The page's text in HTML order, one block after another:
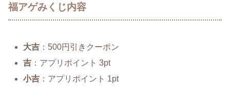
福アゲみくじ内容
大吉 ：500円引きクーポン
吉 ：アプリポイント 3pt
小吉 ：アプリポイント 1pt